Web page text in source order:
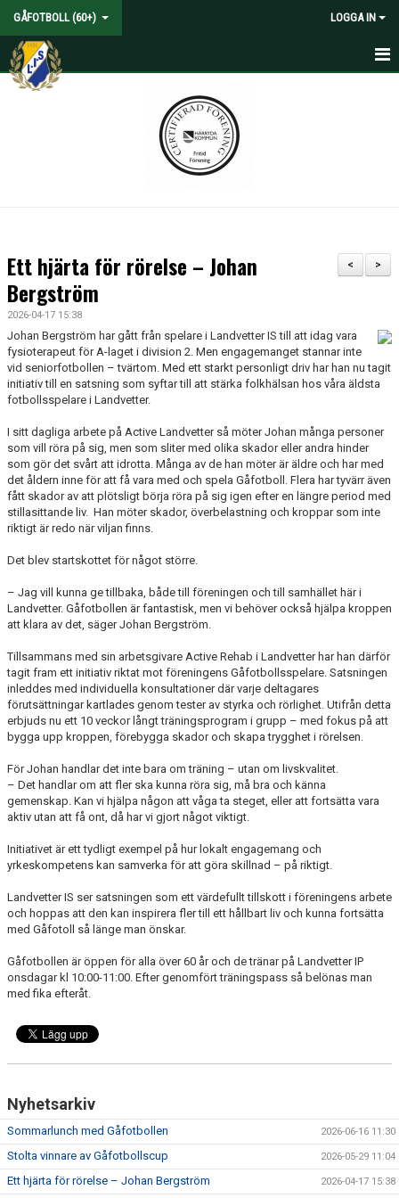
GÅFOTBOLL (60+) LOGGA IN
HEM
BILDGALLERI
DOKUMENT
KONTAKT
>
<
Ett hjärta för rörelse – Johan
Bergström
2026-04-17 15:38
Johan Bergström har gått från spelare i Landvetter IS till att idag vara
fysioterapeut för A-laget i division 2. Men engagemanget stannar inte
vid seniorfotbollen – tvärtom. Med ett starkt personligt driv har han nu tagit
initiativ till en satsning som syftar till att stärka folkhälsan hos våra äldsta
fotbollsspelare i Landvetter.
I sitt dagliga arbete på Active Landvetter så möter Johan många personer
som vill röra på sig, men som sliter med olika skador eller andra hinder
som gör det svårt att idrotta. Många av de han möter är äldre och har med
det åldern inne för att få vara med och spela Gåfotboll. Flera har tyvärr även
fått skador av att plötsligt börja röra på sig igen efter en längre period med
stillasittande liv. Han möter skador, överbelastning och kroppar som inte
riktigt är redo när viljan finns.
Det blev startskottet för något större.
– Jag vill kunna ge tillbaka, både till föreningen och till samhället här i
Landvetter. Gåfotbollen är fantastisk, men vi behöver också hjälpa kroppen
att klara av det, säger Johan Bergström.
Tillsammans med sin arbetsgivare Active Rehab i Landvetter har han därför
tagit fram ett initiativ riktat mot föreningens Gåfotbollsspelare. Satsningen
inleddes med individuella konsultationer där varje deltagares
förutsättningar kartlades genom tester av styrka och rörlighet. Utifrån detta
erbjuds nu ett 10 veckor långt träningsprogram i grupp – med fokus på att
bygga upp kroppen, förebygga skador och skapa trygghet i rörelsen.
För Johan handlar det inte bara om träning – utan om livskvalitet.
– Det handlar om att fler ska kunna röra sig, må bra och känna
gemenskap. Kan vi hjälpa någon att våga ta steget, eller att fortsätta vara
aktiv utan att få ont, då har vi gjort något viktigt.
Initiativet är ett tydligt exempel på hur lokalt engagemang och
yrkeskompetens kan samverka för att göra skillnad – på riktigt.
Landvetter IS ser satsningen som ett värdefullt tillskott i föreningens arbete
och hoppas att den kan inspirera fler till ett hållbart liv och kunna fortsätta
med Gåfotoll så länge man önskar.
Gåfotbollen är öppen för alla över 60 år och de tränar på Landvetter IP
onsdagar kl 10:00-11:00. Efter genomfört träningspass så belönas man
med fika efteråt.
Nyhetsarkiv
Sommarlunch med Gåfotbollen 2026-06-16 11:30
Stolta vinnare av Gåfotbollscup 2026-05-29 11:04
Ett hjärta för rörelse – Johan Bergström 2026-04-17 15:38